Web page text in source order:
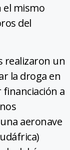
el mismo
del
realizaron un
la droga en
a
aeronave